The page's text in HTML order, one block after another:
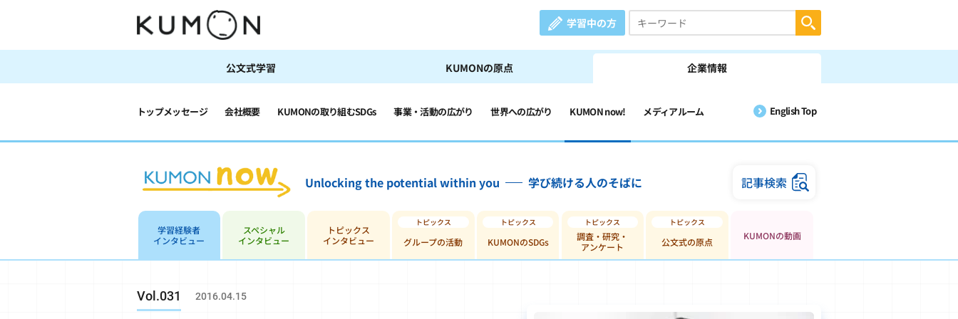
学習中の方
公文式学習 KUMONの原点 企業情報
トップメッセージ 会社概要 KUMONの取り組むSDGs 事業・活動の広がり 世界への広がり KUMON now! メディアルーム English Top
Unlocking the potential within you 学び続ける人のそばに 記事検索
学習経験者
インタビュー
スペシャル
インタビュー
トピックス
インタビュー
グループの活動 KUMONのSDGs
調査・研究・
アンケート
公文式の原点
KUMONの動画
Vol.031 2016.04.15